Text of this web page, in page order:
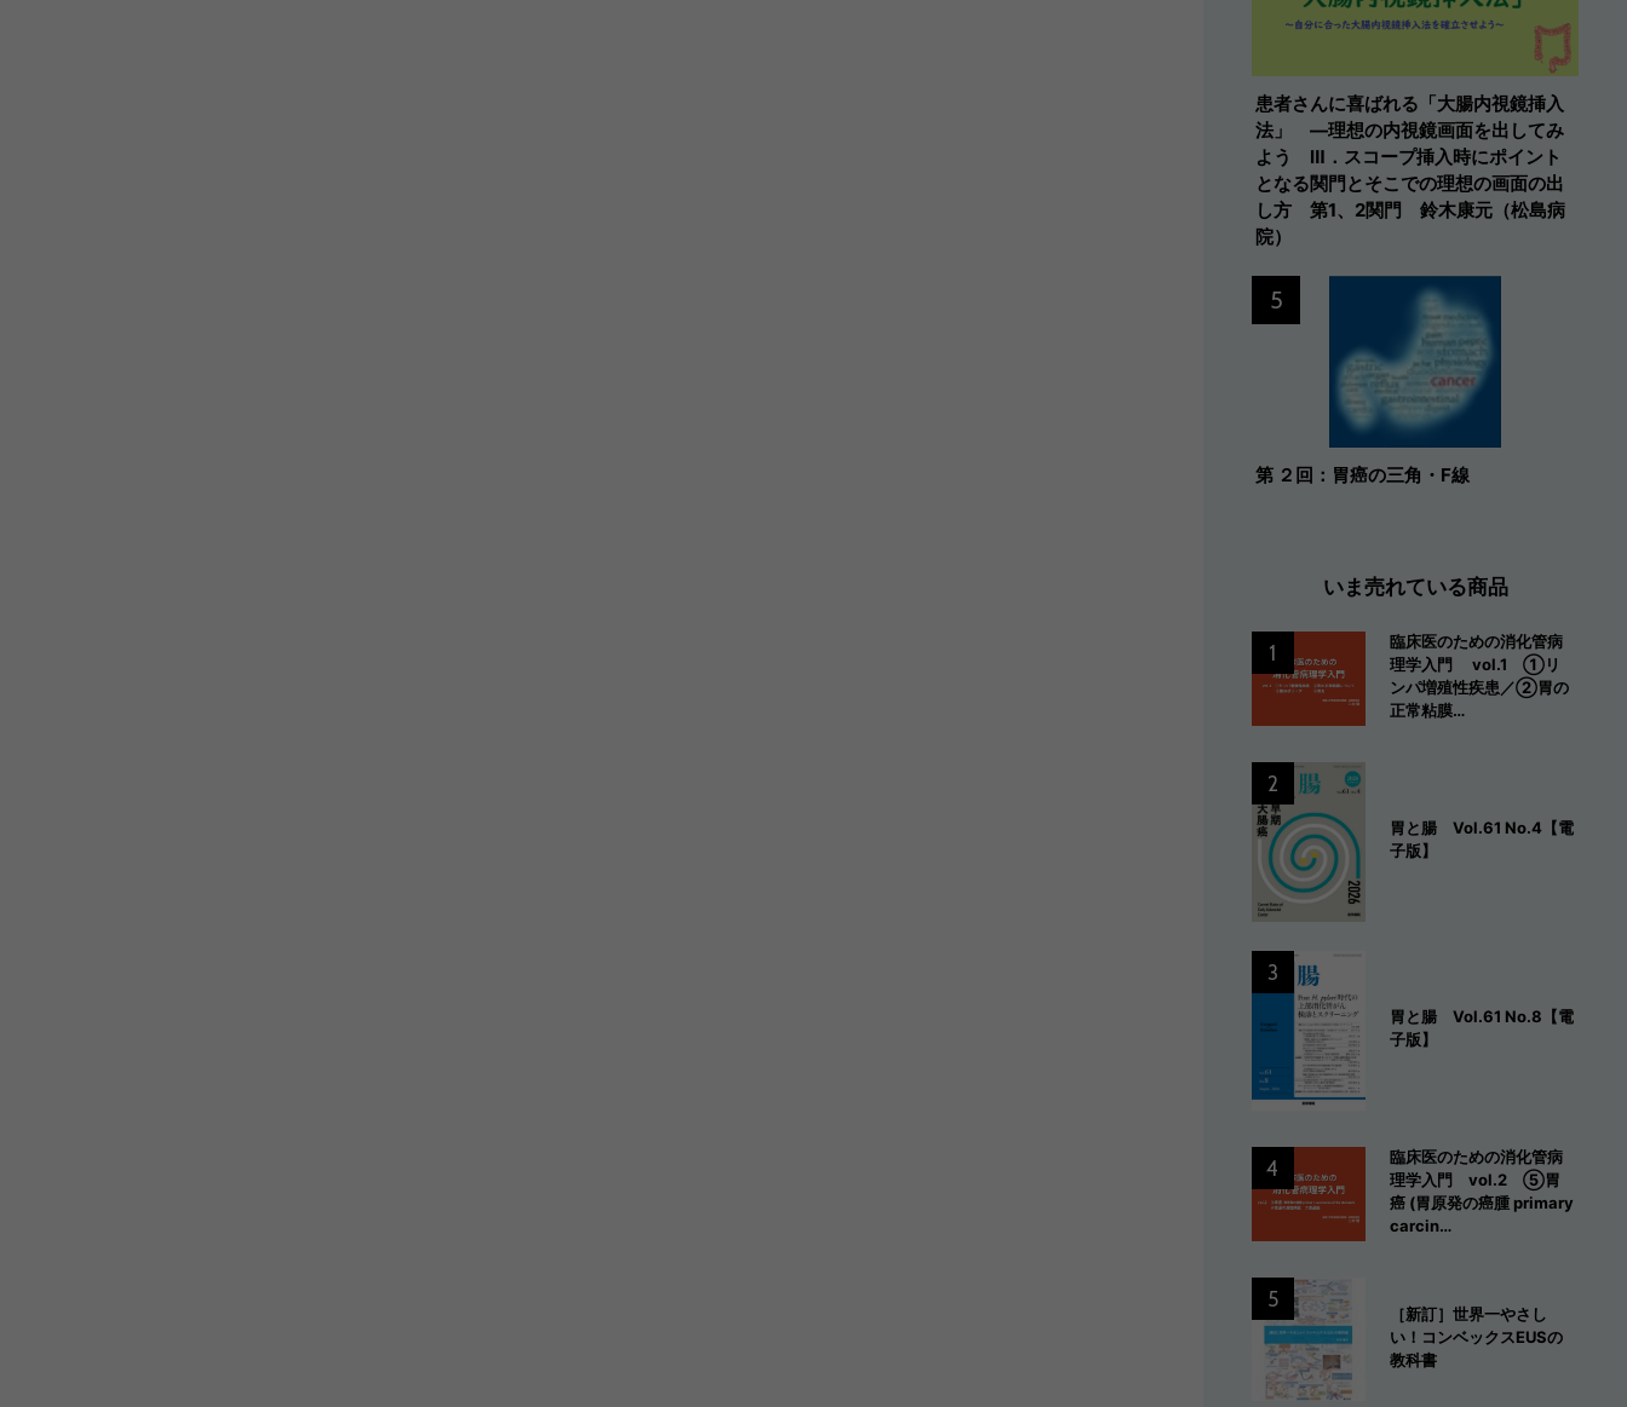
患者さんに喜ばれる「大腸内視鏡挿入
法」 ―理想の内視鏡画面を出してみ
よう Ⅲ．スコープ挿入時にポイント
となる関門とそこでの理想の画面の出
し方 第1、2関門 鈴木康元（松島病
院）
第 ２回：胃癌の三角・F線
5
いま売れている商品
臨床医のための消化管病
理学入門 vol.1 ①リ
ンパ増殖性疾患／②胃の
正常粘膜…
1
胃と腸 Vol.61 No.4【電
子版】
2
胃と腸 Vol.61 No.8【電
子版】
3
臨床医のための消化管病
理学入門 vol.2 ⑤胃
癌 (胃原発の癌腫 primary
carcin…
4
［新訂］世界一やさし
い！コンベックスEUSの
教科書
5